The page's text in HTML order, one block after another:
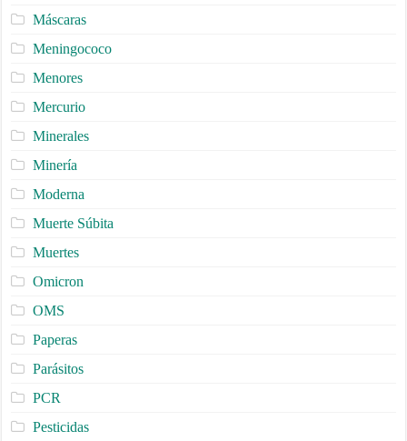
Máscaras
Meningococo
Menores
Mercurio
Minerales
Minería
Moderna
Muerte Súbita
Muertes
Omicron
OMS
Paperas
Parásitos
PCR
Pesticidas